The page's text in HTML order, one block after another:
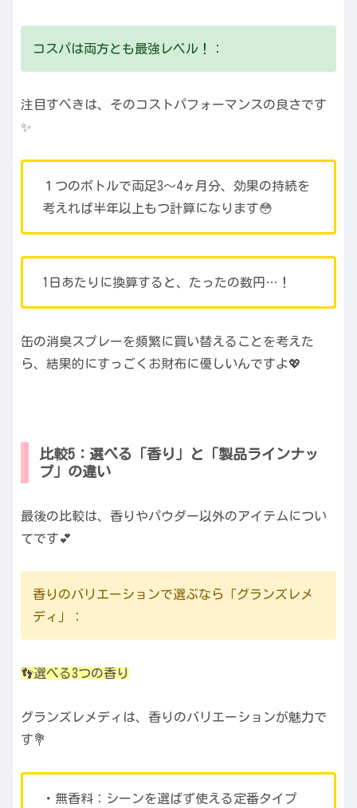
コスパは両方とも最強レベル！：
注目すべきは、そのコストパフォーマンスの良さです
✨
１つのボトルで両足3〜4ヶ月分、効果の持続を
考えれば半年以上もつ計算になります😳
1日あたりに換算すると、たったの数円…！
缶の消臭スプレーを頻繁に買い替えることを考えた
ら、結果的にすっごくお財布に優しいんですよ💖
比較5：選べる「香り」と「製品ラインナッ
プ」の違い
最後の比較は、香りやパウダー以外のアイテムについ
てです💕
香りのバリエーションで選ぶなら「グランズレメ
ディ」：
👣選べる3つの香り
グランズレメディは、香りのバリエーションが魅力で
す💐
・無香料：シーンを選ばず使える定番タイプ